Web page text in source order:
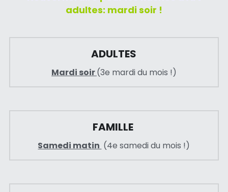
Jeu Libre Waterville
adultes: mardi soir !
ADULTES
Mardi soir (3e mardi du mois !)
FAMILLE
Samedi matin (4e samedi du mois !)